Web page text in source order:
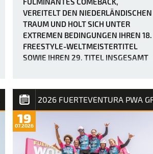
VEREITELT DEN NIEDERLÄNDISCHEN
TRAUM UND HOLT SICH UNTER
EXTREMEN BEDINGUNGEN IHREN 18.
FREESTYLE-WELTMEISTERTITEL
SOWIE IHREN 29. TITEL INSGESAMT
auf Fuerteventura maximal fünf Läufe
gesegelt werden mussten, um den
Freestyle-Wettbewerb der Frauen
abzuschließen, trafen sich die Fahrerinnen
etwas später als üblich – um 12 Uhr –, bevor
der Finaltag in Gang kam. Die heutigen
Bedingung…
19
07.2026